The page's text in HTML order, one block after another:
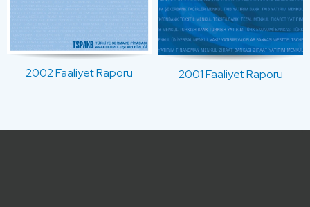
2002 Faaliyet Raporu 2001 Faaliyet Raporu